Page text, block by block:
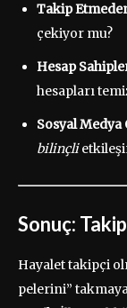
Takip
çekiyor mu?
Hesap
hesapları
Sosyal Medya
bilinçli
Sonuç:
Hayalet takipçi
pelerini”